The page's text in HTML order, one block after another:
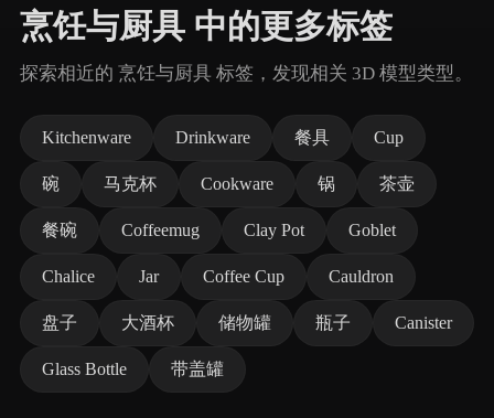
烹饪与厨具 中的更多标签
探索相近的 烹饪与厨具 标签，发现相关 3D 模型类型。
Kitchenware Drinkware 餐具 Cup
碗 马克杯 Cookware 锅 茶壶
餐碗 Coffeemug Clay Pot Goblet
Chalice Jar Coffee Cup Cauldron
盘子 大酒杯 储物罐 瓶子 Canister
Glass Bottle 带盖罐